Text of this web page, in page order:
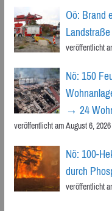
Oö: Brand
veröffentlicht
Nö: 150
→ 24
veröffentlicht am August 6, 2026
Nö: 100-
durch
veröffentlicht